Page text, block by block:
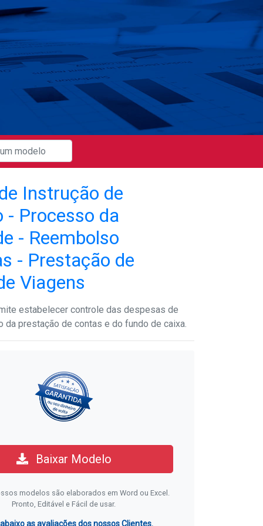
Instrução de
- Processo da
- Reembolso
- Prestação de
Viagens
estabelecer controle das despesas de
da prestação de contas e do fundo de caixa.
Baixar Modelo
modelos são elaborados em Word ou Excel.
Pronto, Editável e Fácil de usar.
abaixo as avaliações dos nossos Clientes.